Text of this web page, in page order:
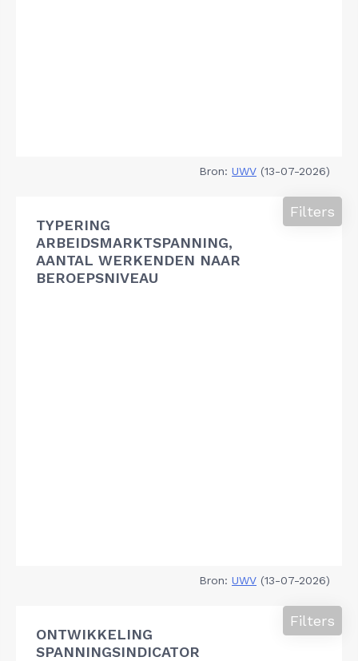
Bron: UWV (13-07-2026)
TYPERING
ARBEIDSMARKTSPANNING,
AANTAL WERKENDEN NAAR
BEROEPSNIVEAU
Filters
Bron: UWV (13-07-2026)
ONTWIKKELING
SPANNINGSINDICATOR
Filters